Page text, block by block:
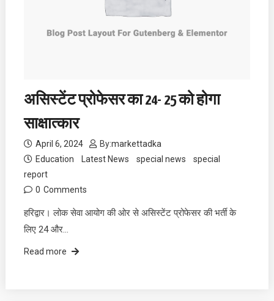
असिस्टेंट प्रोफेसर का 24- 25 को होगा
साक्षात्कार
April 6, 2024 By:markettadka
Education
Latest News special news
special
report
0 Comments
हरिद्वार। लोक सेवा आयोग की ओर से असिस्टेंट प्रोफेसर की भर्ती के
लिए 24 और…
Read more